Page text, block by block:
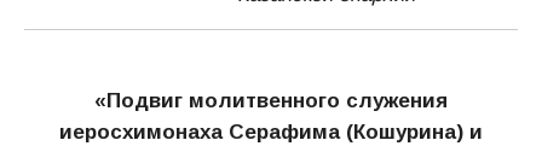
«Подвиг молитвенного служения
иеросхимонаха Серафима (Кошурина) и